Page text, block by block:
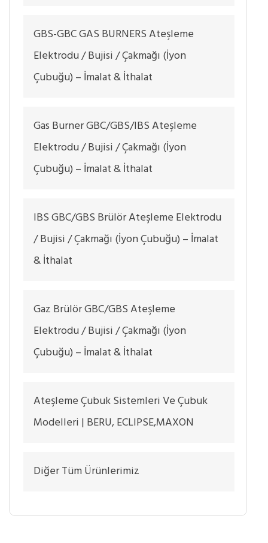
GBS-GBC GAS BURNERS Ateşleme
Elektrodu / Bujisi / Çakmağı (İyon
Çubuğu) – İmalat & İthalat
Gas Burner GBC/GBS/IBS Ateşleme
Elektrodu / Bujisi / Çakmağı (İyon
Çubuğu) – İmalat & İthalat
IBS GBC/GBS Brülör Ateşleme Elektrodu
/ Bujisi / Çakmağı (İyon Çubuğu) – İmalat
& İthalat
Gaz Brülör GBC/GBS Ateşleme
Elektrodu / Bujisi / Çakmağı (İyon
Çubuğu) – İmalat & İthalat
Ateşleme Çubuk Sistemleri Ve Çubuk
Modelleri | BERU, ECLIPSE,MAXON
Diğer Tüm Ürünlerimiz